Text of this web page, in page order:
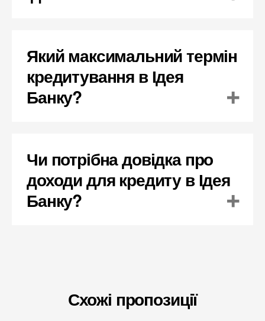
Який максимальний термін
кредитування в Ідея
Банку?
Чи потрібна довідка про
доходи для кредиту в Ідея
Банку?
Схожі пропозиції